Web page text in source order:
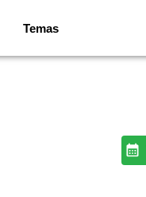
Temas